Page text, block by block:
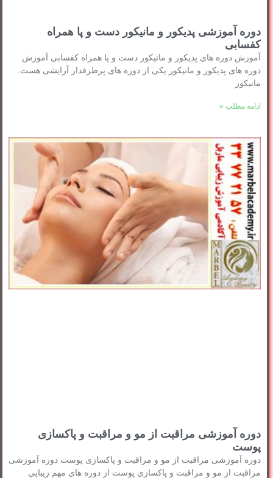
دوره آموزشی پدیکور و مانیکور دست و پا همراه
کفسابی
آموزش دوره های پدیکور و مانیکور دست و پا همراه کفسابی آموزش
دوره های پدیکور و مانیکور یکی از دوره های پرطرفدار آرایشی هست.
مانیکور
ادامه مطلب »
دوره آموزشی مراقبت از مو و مراقبت و پاکسازی
پوست
دوره آموزشی مراقبت از مو و مراقبت و پاکسازی پوست دوره آموزشی
مراقبت از مو و مراقبت و پاکسازی پوست از دوره های مهم زیبایی